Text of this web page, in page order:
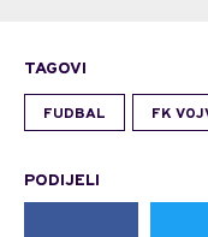
TAGOVI
FUDBAL FK
PODIJELI